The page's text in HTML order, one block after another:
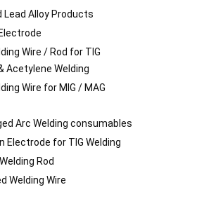
Lead Alloy Products
Wire / Rod for TIG
Acetylene Welding
Wire for MIG / MAG
Arc Welding consumables
Electrode for TIG Welding
Rod
Welding Wire